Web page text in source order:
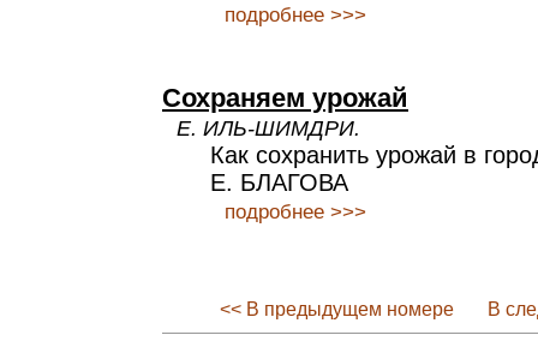
подробнее >>>
Сохраняем урожай
Е. ИЛЬ-ШИМДРИ.
Как сохранить урожай в
Е. БЛАГОВА
подробнее >>>
<< В предыдущем номере В